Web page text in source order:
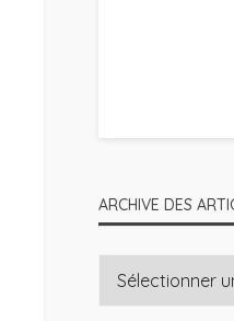
ARCHIVE DES